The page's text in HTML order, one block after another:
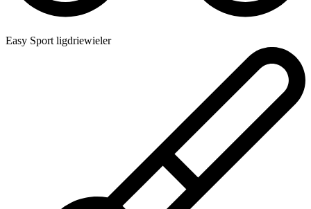
Easy Sport ligdriewieler